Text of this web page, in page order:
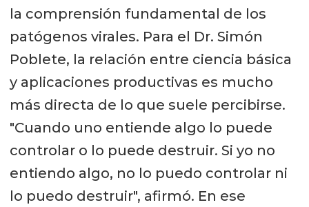
la comprensión fundamental de los
patógenos virales. Para el Dr. Simón
Poblete, la relación entre ciencia básica
y aplicaciones productivas es mucho
más directa de lo que suele percibirse.
"Cuando uno entiende algo lo puede
controlar o lo puede destruir. Si yo no
entiendo algo, no lo puedo controlar ni
lo puedo destruir", afirmó. En ese